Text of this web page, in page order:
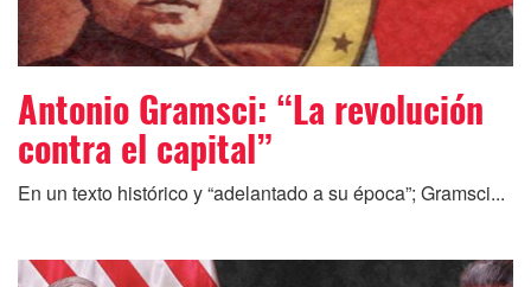
Antonio Gramsci: “La revolución
contra el capital”
En un texto histórico y “adelantado a su época”; Gramsci...